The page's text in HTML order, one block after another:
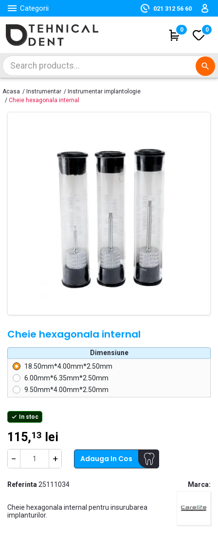
 Categorii 021 312 56 60
0 0
search
Acasa Instrumentar
Instrumentar implantologie
Cheie hexagonala internal
Cheie hexagonala internal
Dimensiune
18.50mm*4.00mm*2.50mm
6.00mm*6.35mm*2.50mm
9.50mm*4.00mm*2.50mm
 In stoc
115,13 lei
− + Adauga In Cos
Marca:
Referinta 25111034
Cheie hexagonala internal pentru insurubarea
implanturilor.